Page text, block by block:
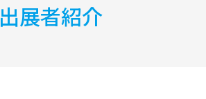
出展者紹介